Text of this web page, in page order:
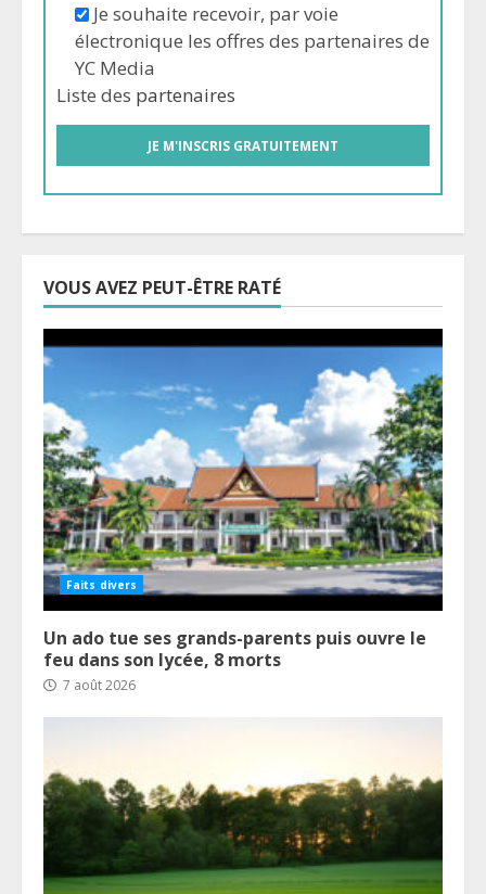
Je souhaite recevoir, par voie
électronique les offres des partenaires de
YC Media
Liste des partenaires
VOUS AVEZ PEUT-ÊTRE RATÉ
Faits divers
Un ado tue ses grands-parents puis ouvre le
feu dans son lycée, 8 morts
7 août 2026